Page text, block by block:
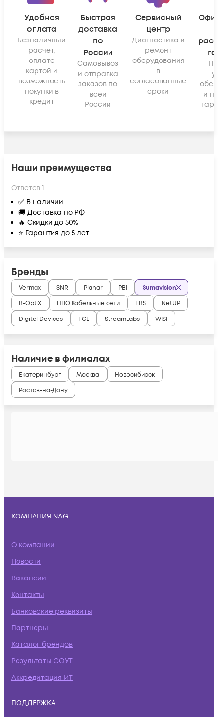
Удобная
оплата
Безналичный
расчёт,
оплата
картой и
возможность
покупки в
кредит
Быстрая
доставка
по
России
Самовывоз
и отправка
заказов по
всей
России
Сервисный
центр
Диагностика и
ремонт
оборудования
в
согласованные
сроки
и
Наши преимущества
Ответов:1
✅ В наличии
🚚 Доставка по РФ
🔥 Скидки до 50%
⭐ Гарантия до 5 лет
Бренды
Vermax SNR Planar PBI
Sumavision
B-OptiX
НПО Кабельные сети TBS
NetUP
Digital Devices
TCL StreamLabs WISI
Наличие в филиалах
Екатеринбург Москва
Новосибирск
Ростов-на-Дону
КОМПАНИЯ NAG
О компании
Новости
Вакансии
Контакты
Банковские реквизиты
Партнеры
Каталог брендов
Результаты СОУТ
Аккредитация ИТ
ПОДДЕРЖКА